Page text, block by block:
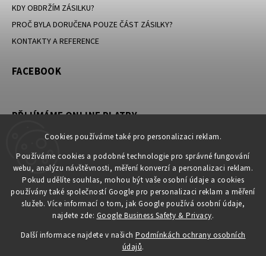
Cookies používáme také pro personalizaci reklam.
Používáme cookies a podobné technologie pro správné fungování
webu, analýzu návštěvnosti, měření konverzí a personalizaci reklam.
Pokud udělíte souhlas, mohou být vaše osobní údaje a cookies
používány také společností Google pro personalizaci reklam a měření
služeb. Více informací o tom, jak Google používá osobní údaje,
najdete zde: Google Business Safety & Privacy.
Další informace najdete v našich Podmínkách ochrany osobních
údajů.
KDY OBDRŽÍM ZÁSILKU?
PROČ BYLA DORUČENA POUZE ČÁST ZÁSILKY?
KONTAKTY A REFERENCE
FACEBOOK
PŘIJÍMÁME ONLINE PLATBY
KONTAKT
obchod @petromila.cz
+420704433780 ► při nedostupnosti využijte email